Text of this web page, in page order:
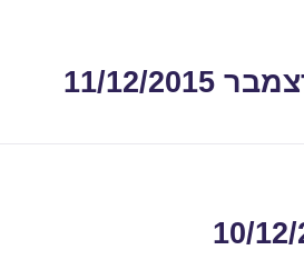
2015